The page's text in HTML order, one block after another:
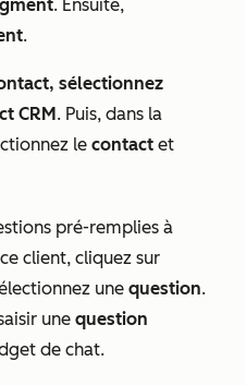
. Ensuite,
.
sélectionnez
CRM. Puis, dans la
le contact et
pré-remplies à
client, cliquez sur
une question.
une question
de chat.